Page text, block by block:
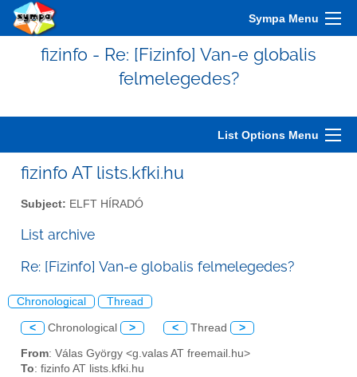
Sympa Menu
fizinfo - Re: [Fizinfo] Van-e globalis
felmelegedes?
List Options Menu
fizinfo AT lists.kfki.hu
Subject: ELFT HÍRADÓ
List archive
Re: [Fizinfo] Van-e globalis felmelegedes?
Chronological Thread
< Chronological > < Thread >
From: Válas György <g.valas AT freemail.hu>
To: fizinfo AT lists.kfki.hu